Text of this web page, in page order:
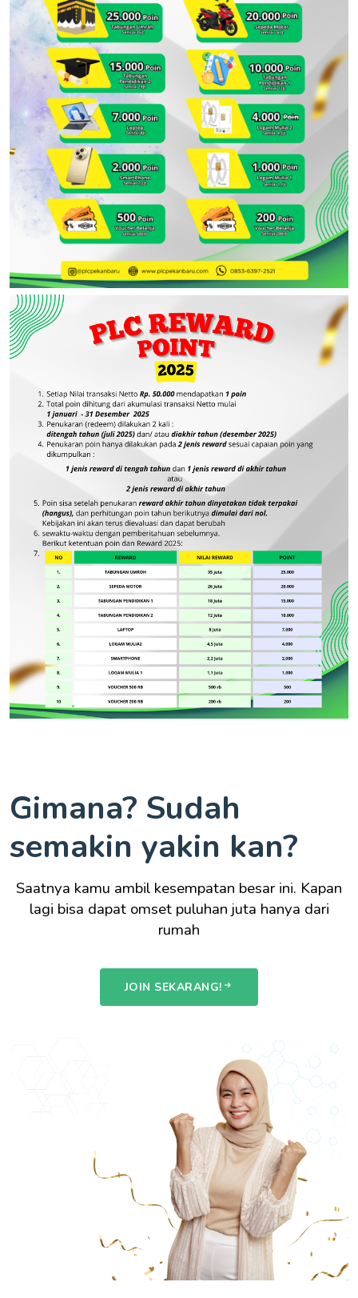
Gimana? Sudah
semakin yakin kan?
Saatnya kamu ambil kesempatan besar ini. Kapan
lagi bisa dapat omset puluhan juta hanya dari
rumah
JOIN SEKARANG!